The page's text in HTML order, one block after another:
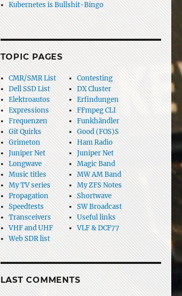
Kubernetes is Bullshit-Bingo
TOPIC PAGES
CMR/SMR List
Contesting
Dell SSD List
DX Cluster
Elektroautos
Erfindungen
Expressions
FFmpeg CLI
Frequenzen
Funkhändler
Git Quirks
Good (FOS)S
Grimeton
Ham Radio
Juniper Net
Juniper Net
Longwave
Magic Band
Music titles
MW AM Band
My TV series
My ZFS Notes
Propagation
Shortwave
Speedtests
SW Broadcast
Transceivers
Useful links
VHF and UHF
VLF & DCF77
Web SDR list
LAST COMMENTS